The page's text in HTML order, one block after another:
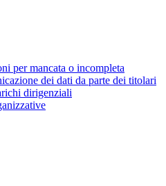
per mancata o incompleta
dei dati da parte dei titolari
dirigenziali